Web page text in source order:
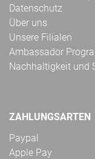
Datenschutz
Über uns
Unsere Filialen
Ambassador
Nachhaltigkeit und
ZAHLUNGSARTEN
Paypal
Apple Pay